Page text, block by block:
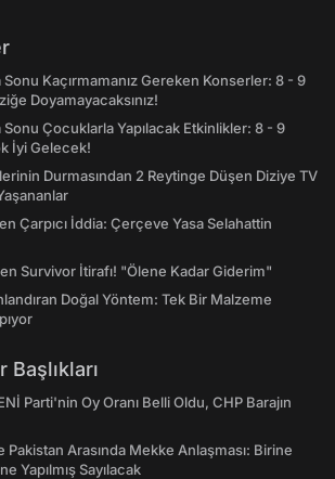
Kaçırmamanız Gereken Konserler: 8 - 9
Doyamayacaksınız!
Çocuklarla Yapılacak Etkinlikler: 8 - 9
İyi Gelecek!
Durmasından 2 Reytinge Düşen Diziye TV
Çarpıcı İddia: Çerçeve Yasa Selahattin
Survivor İtirafı! "Ölene Kadar Giderim"
Doğal Yöntem: Tek Bir Malzeme
Parti'nin Oy Oranı Belli Oldu, CHP Barajın
Arasında Mekke Anlaşması: Birine
Yapılmış Sayılacak